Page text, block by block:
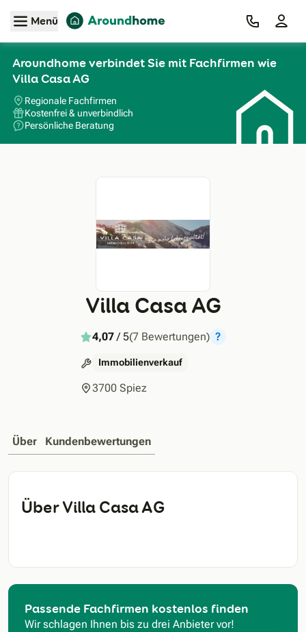
Zum Hauptinhalt
Menü
Aroundhome verbindet Sie mit Fachfirmen wie
Villa Casa AG
Regionale Fachfirmen
Kostenfrei & unverbindlich
Persönliche Beratung
Villa Casa AG
4,07/ 5(7 Bewertungen) ?
Immobilienverkauf
3700 Spiez
Über Kundenbewertungen
Über Villa Casa AG
Passende Fachfirmen kostenlos finden
Wir schlagen Ihnen bis zu drei Anbieter vor!